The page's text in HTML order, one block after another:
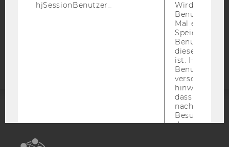
COOKIE EINSTELLUNGEN
Barrierefreiheitserklärung
EQUIS
hjSessionBenutzer_
Wird gesetzt,
Benutzer
Mal eine
Speichert die
Benutzer-ID,
diese Seite
ist. Hotjar
Benutzer
verschiedene
hinweg.Stellt
dass Daten
Besuchen auf
derselben